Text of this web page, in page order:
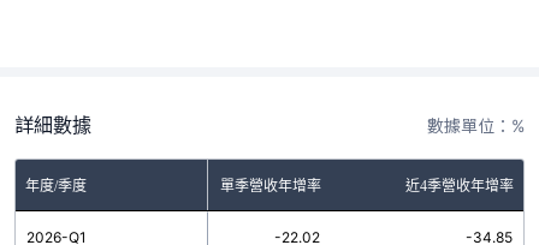
詳細數據 數據單位：%
年度/季度 單季營收年增率 近4季營收年增率
2026-Q1 -22.02 -34.85